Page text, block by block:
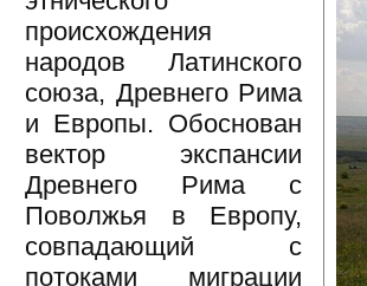
происхождения
народов Латинского
союза, Древнего Рима
и Европы. Обоснован
вектор экспансии
Древнего Рима с
Поволжья в Европу,
совпадающий с
потоками миграции